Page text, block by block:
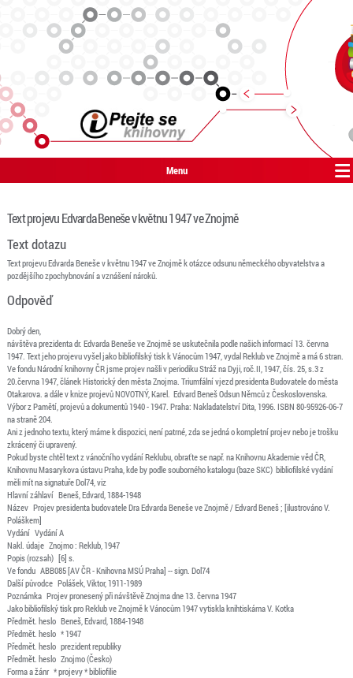
Menu
Text projevu Edvarda Beneše v květnu 1947 ve Znojmě
Text dotazu
Text projevu Edvarda Beneše v květnu 1947 ve Znojmě k otázce odsunu německého obyvatelstva a
pozdějšího zpochybnování a vznášení nároků.
Odpověď
Dobrý den,
návštěva prezidenta dr. Edvarda Beneše ve Znojmě se uskutečnila podle našich informací 13. června
1947. Text jeho projevu vyšel jako bibliofilský tisk k Vánocům 1947, vydal Reklub ve Znojmě a má 6 stran.
Ve fondu Národní knihovny ČR jsme projev našli v periodiku Stráž na Dyji, roč.II, 1947, čís. 25, s.3 z
20.června 1947, článek Historický den města Znojma. Triumfální vjezd presidenta Budovatele do města
Otakarova. a dále v knize projevů NOVOTNÝ, Karel. Edvard Beneš Odsun Němců z Československa.
Výbor z Pamětí, projevů a dokumentů 1940 - 1947. Praha: Nakladatelství Dita, 1996. ISBN 80-95926-06-7
na straně 204.
Ani z jednoho textu, který máme k dispozici, není patrné, zda se jedná o kompletní projev nebo je trošku
zkrácený či upravený.
Pokud byste chtěl text z vánočního vydání Reklubu, obraťte se např. na Knihovnu Akademie věd ČR,
Knihovnu Masarykova ústavu Praha, kde by podle souborného katalogu (baze SKC) bibliofilské vydání
měli mít na signatuře Dol74, viz
Hlavní záhlaví Beneš, Edvard, 1884-1948
Název Projev presidenta budovatele Dra Edvarda Beneše ve Znojmě / Edvard Beneš ; [ilustrováno V.
Poláškem]
Vydání Vydání A
Nakl. údaje Znojmo : Reklub, 1947
Popis (rozsah) [6] s.
Ve fondu ABB085 [AV ČR - Knihovna MSÚ Praha] -- sign. Dol74
Další původce Polášek, Viktor, 1911-1989
Poznámka Projev pronesený při návštěvě Znojma dne 13. června 1947
Jako bibliofilský tisk pro Reklub ve Znojmě k Vánocům 1947 vytiskla knihtiskárna V. Kotka
Předmět. heslo Beneš, Edvard, 1884-1948
Předmět. heslo * 1947
Předmět. heslo prezident republiky
Předmět. heslo Znojmo (Česko)
Forma a žánr * projevy * bibliofilie